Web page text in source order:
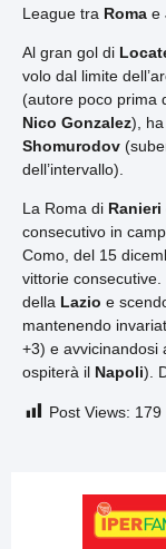
League tra Roma e
Al gran gol di
volo dal limite
(autore poco prima
Nico Gonzalez),
Shomurodov
dell’intervallo).
La Roma di Ranieri
consecutivo in
Como, del 15
vittorie
della Lazio e
mantenendo
+3) e avvicinandosi
ospiterà il Napoli).
Post Views: 179